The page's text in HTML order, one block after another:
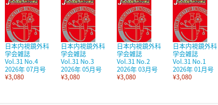
日本内視鏡外科
学会雑誌
Vol.31 No.4
2026年 07月号
¥3,080
日本内視鏡外科
学会雑誌
Vol.31 No.3
2026年 05月号
¥3,080
日本内視鏡外科
学会雑誌
Vol.31 No.2
2026年 03月号
¥3,080
日本内視鏡外科
学会雑誌
Vol.31 No.1
2026年 01月号
¥3,080